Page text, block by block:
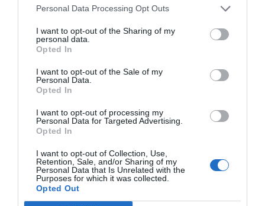
Personal Data Processing Opt Outs
I want to opt-out of the Sharing of my
personal data.
Opted In
I want to opt-out of the Sale of my
Personal Data.
Opted In
I want to opt-out of processing my
Personal Data for Targeted Advertising.
Opted In
I want to opt-out of Collection, Use,
Retention, Sale, and/or Sharing of my
Personal Data that Is Unrelated with the
Purposes for which it was collected.
Opted Out